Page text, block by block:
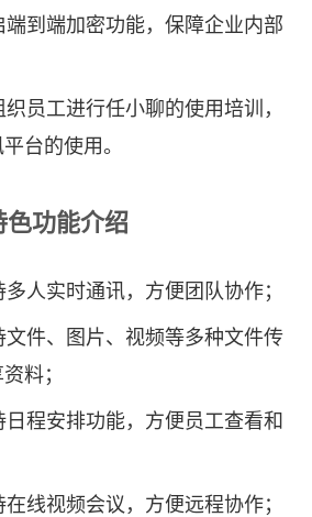
到端加密功能，保障企业内部
员工进行任小聊的使用培训，
台的使用。
色功能介绍
人实时通讯，方便团队协作；
文件、图片、视频等多种文件传
料；
程安排功能，方便员工查看和
线视频会议，方便远程协作；